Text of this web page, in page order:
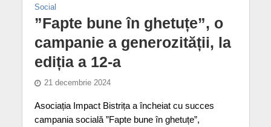
Social
”Fapte bune în ghetuțe”, o
campanie a generozității, la
ediția a 12-a
21 decembrie 2024
Asociația Impact Bistrița a încheiat cu succes
campania socială ”Fapte bune în ghetuțe”,